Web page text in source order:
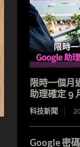
限時一個
助理確定 9
科技新聞
Google 密